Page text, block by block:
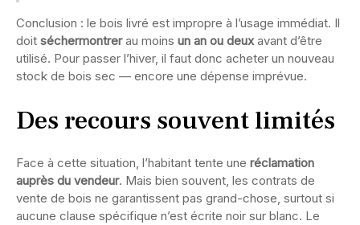
Conclusion : le bois livré est impropre à l’usage immédiat. Il
doit séchermontrerau moins un an ou deuxavant d’être
utilisé. Pour passer l’hiver, il faut donc acheter un nouveau
stock de bois sec — encore une dépense imprévue.
Des recours souvent limités
Face à cette situation, l’habitant tente une réclamation
auprès du vendeur. Mais bien souvent, les contrats de
vente de bois ne garantissent pas grand-chose, surtout si
aucune clause spécifique n’est écrite noir sur blanc. Le